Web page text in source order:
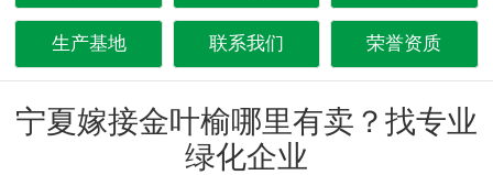
生产基地 联系我们 荣誉资质
宁夏嫁接金叶榆哪里有卖？找专业
绿化企业